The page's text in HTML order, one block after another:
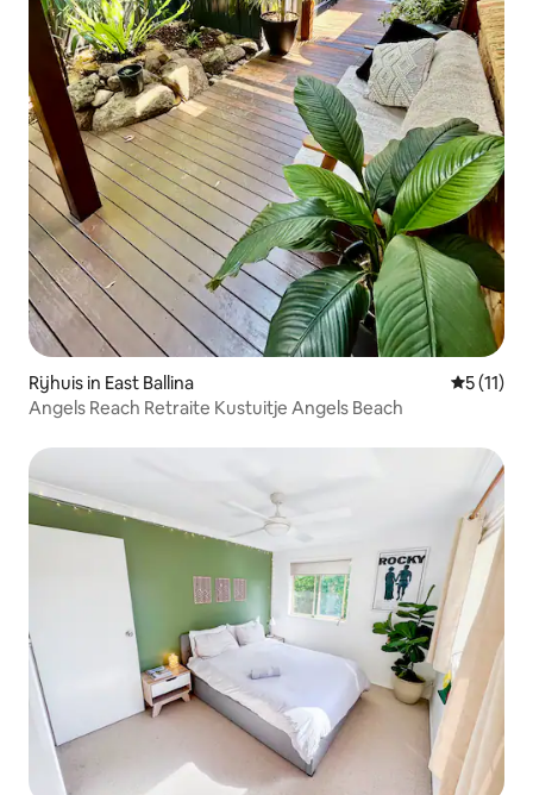
Rijhuis in East Ballina
5 (11)
Angels Reach Retraite Kustuitje Angels Beach